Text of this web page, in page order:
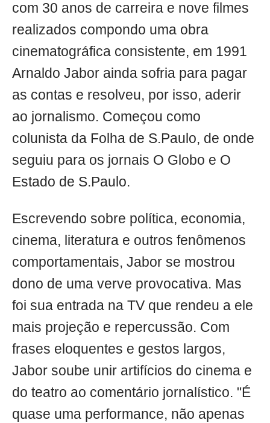
com 30 anos de carreira e nove filmes
realizados compondo uma obra
cinematográfica consistente, em 1991
Arnaldo Jabor ainda sofria para pagar
as contas e resolveu, por isso, aderir
ao jornalismo. Começou como
colunista da Folha de S.Paulo, de onde
seguiu para os jornais O Globo e O
Estado de S.Paulo.
Escrevendo sobre política, economia,
cinema, literatura e outros fenômenos
comportamentais, Jabor se mostrou
dono de uma verve provocativa. Mas
foi sua entrada na TV que rendeu a ele
mais projeção e repercussão. Com
frases eloquentes e gestos largos,
Jabor soube unir artifícios do cinema e
do teatro ao comentário jornalístico. "É
quase uma performance, não apenas